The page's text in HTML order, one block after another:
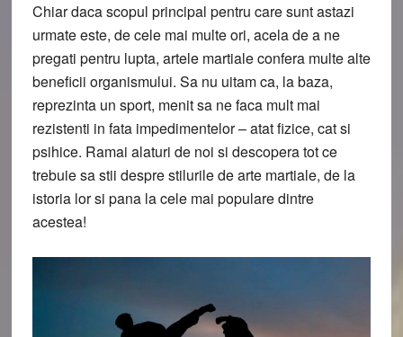
Chiar daca scopul principal pentru care sunt astazi
urmate este, de cele mai multe ori, acela de a ne
pregati pentru lupta, artele martiale confera multe alte
beneficii organismului. Sa nu uitam ca, la baza,
reprezinta un sport, menit sa ne faca mult mai
rezistenti in fata impedimentelor – atat fizice, cat si
psihice. Ramai alaturi de noi si descopera tot ce
trebuie sa stii despre stilurile de arte martiale, de la
istoria lor si pana la cele mai populare dintre
acestea!